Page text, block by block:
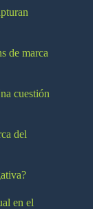
de marca
cuestión
del
en el